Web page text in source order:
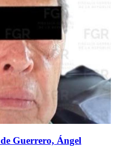
Guerrero, Ángel